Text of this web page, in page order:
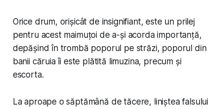
Orice drum, orișicât de insignifiant, este un prilej
pentru acest maimuțoi de a-și acorda importanță,
depășind în trombă poporul pe străzi, poporul din
banii căruia îi este plătită limuzina, precum și
escorta.
La aproape o săptămână de tăcere, liniștea falsului